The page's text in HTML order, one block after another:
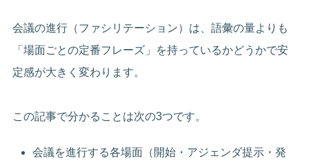
会議の進行（ファシリテーション）は、語彙の量よりも
「場面ごとの定番フレーズ」を持っているかどうかで安
定感が大きく変わります。
この記事で分かることは次の3つです。
会議を進行する各場面（開始・アジェンダ提示・発